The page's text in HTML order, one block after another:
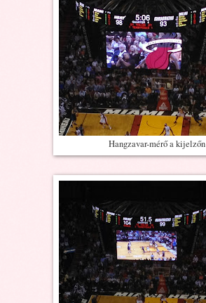
Hangzavar-mérő a kijelzőn